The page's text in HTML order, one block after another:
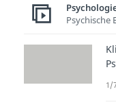
Psychische
1/